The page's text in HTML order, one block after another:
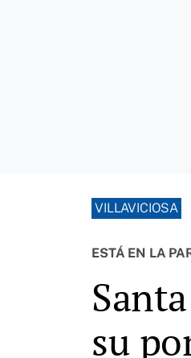
VILLAVICIOSA
ESTÁ EN LA
su